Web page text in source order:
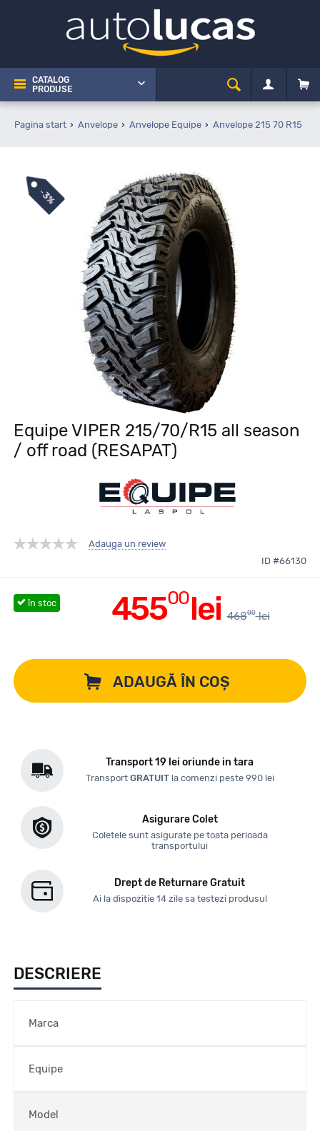
CATALOG
PRODUSE
Pagina start Anvelope Anvelope Equipe Anvelope 215 70 R15
-
3%
Equipe VIPER 215/70/R15 all season
/ off road (RESAPAT)
Adauga un review
ID #66130
45500lei 46800 lei
în stoc
ADAUGĂ ÎN COȘ
Transport 19 lei oriunde in tara
Transport GRATUITla comenzi peste 990 lei
Asigurare Colet
Coletele sunt asigurate pe toata perioada
transportului
Drept de Returnare Gratuit
Ai la dispozitie 14 zile sa testezi produsul
DESCRIERE
Marca
Equipe
Model